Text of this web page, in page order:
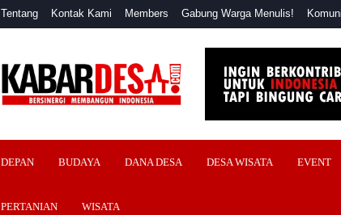
Tentang Kontak Kami Members Gabung Warga Menulis!
Desa
DEPAN BUDAYA DANA DESA DESA WISATA EVENT
PERTANIAN WISATA